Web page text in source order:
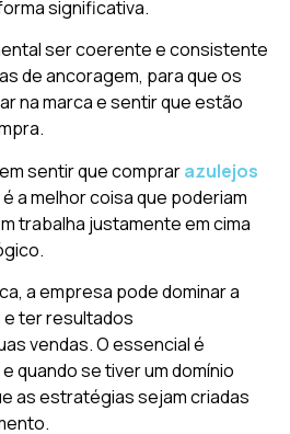
significativa.
ser coerente e consistente
de ancoragem, para que os
na marca e sentir que estão
sentir que comprarazulejos
é a melhor coisa que poderiam
trabalha justamente em cima
a empresa pode dominar a
e ter resultados
vendas. O essencial é
quando se tiver um domínio
as estratégias sejam criadas